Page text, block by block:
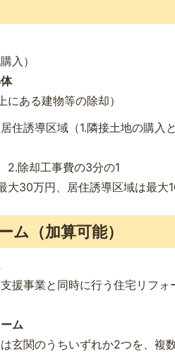
入）
にある建物等の除却）
住誘導区域（1.隣接土地の購入
2.除却工事費の3分の1
大30万円、居住誘導区域は最大
ム（加算可能）
援事業と同時に行う住宅リフォ
ム
は玄関のうちいずれか2つを、複